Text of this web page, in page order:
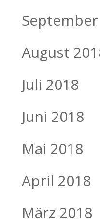
August
Juli 2018
Juni 2018
Mai 2018
April 2018
März 2018